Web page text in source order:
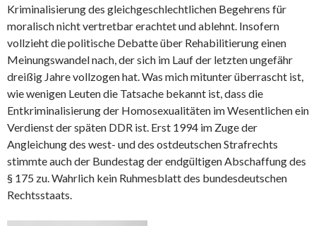
Kriminalisierung des gleichgeschlechtlichen Begehrens für
moralisch nicht vertretbar erachtet und ablehnt. Insofern
vollzieht die politische Debatte über Rehabilitierung einen
Meinungswandel nach, der sich im Lauf der letzten ungefähr
dreißig Jahre vollzogen hat. Was mich mitunter überrascht ist,
wie wenigen Leuten die Tatsache bekannt ist, dass die
Entkriminalisierung der Homosexualitäten im Wesentlichen ein
Verdienst der späten DDR ist. Erst 1994 im Zuge der
Angleichung des west- und des ostdeutschen Strafrechts
stimmte auch der Bundestag der endgültigen Abschaffung des
§ 175 zu. Wahrlich kein Ruhmesblatt des bundesdeutschen
Rechtsstaats.